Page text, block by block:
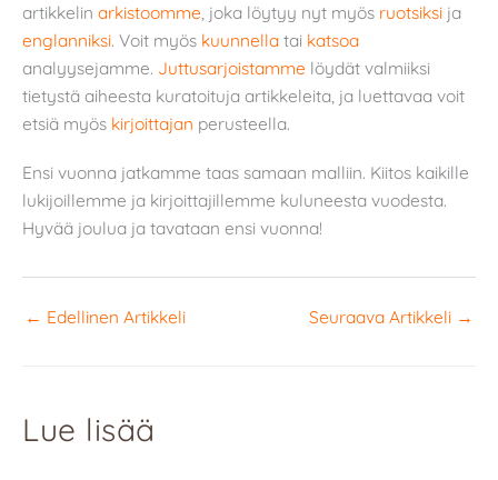
artikkelin arkistoomme , joka löytyy nyt myös ruotsiksi ja
englanniksi. Voit myös kuunnella tai katsoa
analyysejamme. Juttusarjoistamme löydät valmiiksi
tietystä aiheesta kuratoituja artikkeleita, ja luettavaa voit
etsiä myös kirjoittajan perusteella.
Ensi vuonna jatkamme taas samaan malliin. Kiitos kaikille
lukijoillemme ja kirjoittajillemme kuluneesta vuodesta.
Hyvää joulua ja tavataan ensi vuonna!
← Edellinen Artikkeli Seuraava Artikkeli →
Lue lisää